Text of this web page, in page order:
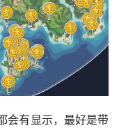
会有显示，最好是带